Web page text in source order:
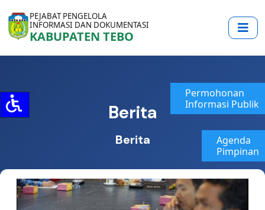
Permohonan
Informasi Publik
Agenda
Pimpinan
PEJABAT PENGELOLA
INFORMASI DAN DOKUMENTASI
KABUPATEN TEBO
Berita
Berita